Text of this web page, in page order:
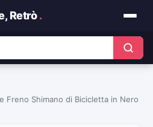
Retrò.
Freno Shimano di Bicicletta in Nero